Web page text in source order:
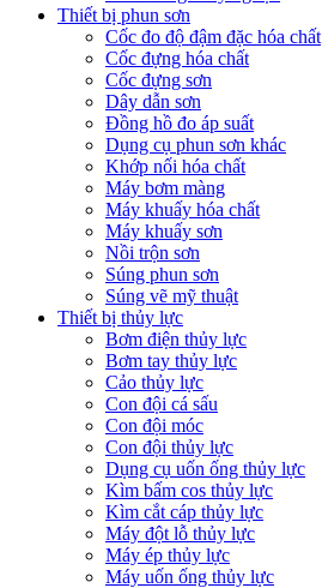
Thiết bị phun sơn
Cốc đo độ đậm đặc hóa chất
Cốc đựng hóa chất
Cốc đựng sơn
Dây dẫn sơn
Đồng hồ đo áp suất
Dụng cụ phun sơn khác
Khớp nối hóa chất
Máy bơm màng
Máy khuấy hóa chất
Máy khuấy sơn
Nồi trộn sơn
Súng phun sơn
Súng vẽ mỹ thuật
Thiết bị thủy lực
Bơm điện thủy lực
Bơm tay thủy lực
Cảo thủy lực
Con đội cá sấu
Con đội móc
Con đội thủy lực
Dụng cụ uốn ống thủy lực
Kìm bấm cos thủy lực
Kìm cắt cáp thủy lực
Máy đột lỗ thủy lực
Máy ép thủy lực
Máy uốn ống thủy lực